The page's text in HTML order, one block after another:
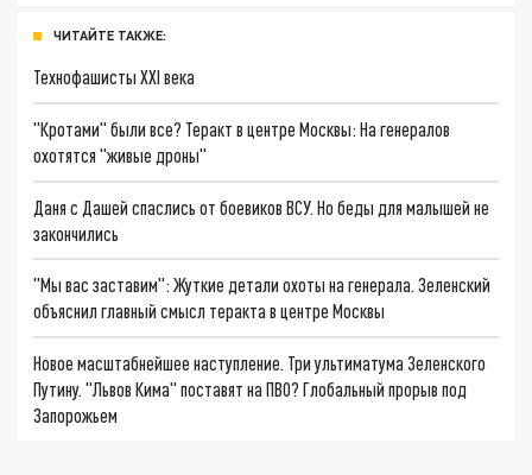
ЧИТАЙТЕ ТАКЖЕ:
Технофашисты XXI века
"Кротами" были все? Теракт в центре Москвы: На генералов
охотятся "живые дроны"
Даня с Дашей спаслись от боевиков ВСУ. Но беды для малышей не
закончились
"Мы вас заставим": Жуткие детали охоты на генерала. Зеленский
объяснил главный смысл теракта в центре Москвы
Новое масштабнейшее наступление. Три ультиматума Зеленского
Путину. "Львов Кима" поставят на ПВО? Глобальный прорыв под
Запорожьем